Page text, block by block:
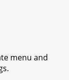
menu and